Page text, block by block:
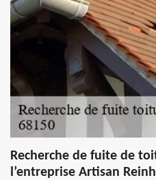
Recherche de fuite de
l’entreprise Artisan